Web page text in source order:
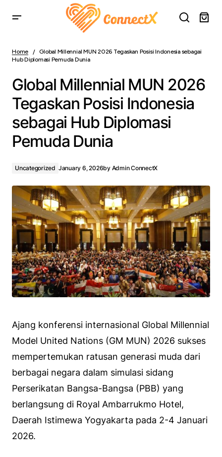
sebagai Hub Diplomasi Pemuda Dunia
Home
Global Millennial MUN 2026 Tegaskan Posisi Indonesia sebagai
Hub Diplomasi Pemuda Dunia
Global Millennial MUN 2026
Tegaskan Posisi Indonesia
sebagai Hub Diplomasi
Pemuda Dunia
Uncategorized January 6, 2026by Admin ConnectX
Ajang konferensi internasional Global Millennial
Model United Nations (GM MUN) 2026 sukses
mempertemukan ratusan generasi muda dari
berbagai negara dalam simulasi sidang
Perserikatan Bangsa-Bangsa (PBB) yang
berlangsung di Royal Ambarrukmo Hotel,
Daerah Istimewa Yogyakarta pada 2-4 Januari
2026.